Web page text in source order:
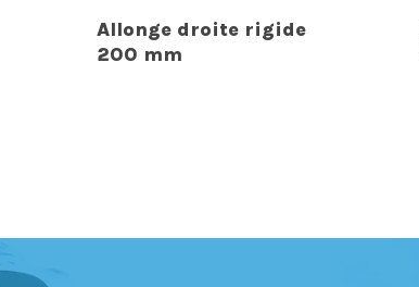
Allonge droite rigide
200 mm